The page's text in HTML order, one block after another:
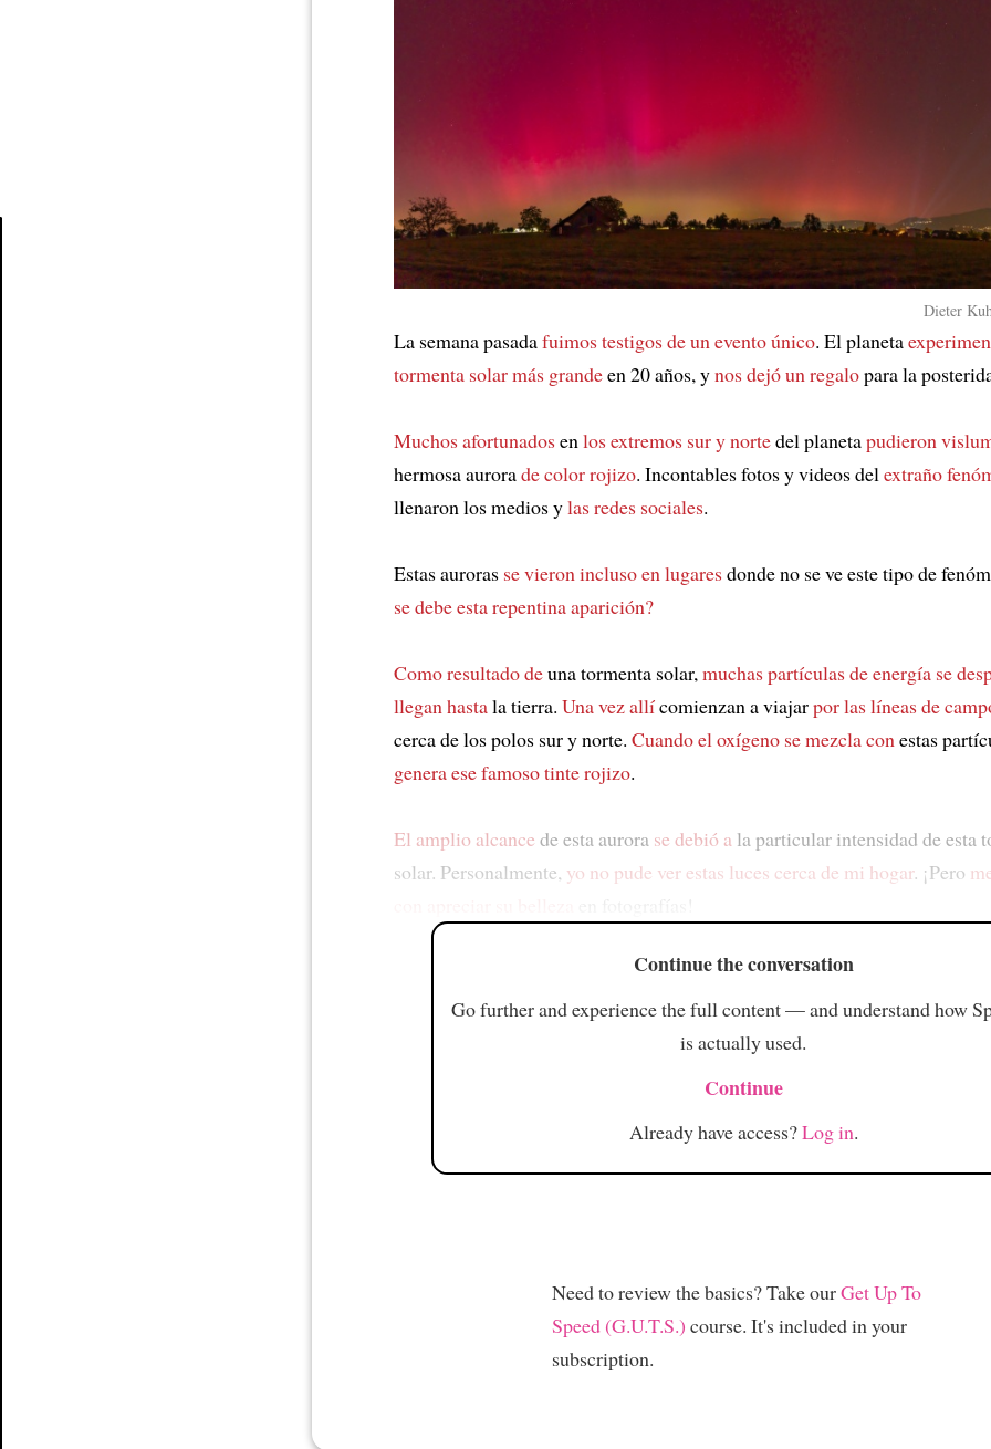
Dieter
La semana pasadafuimos testigos de un evento único. El planeta
tormenta solar más grandeen 20 años, ynos dejó un regalopara la
Muchos afortunadosen los extremos sur y nortedel planetapudieron
hermosa aurorade color rojizo. Incontables fotos y videos del extraño
llenaron los medios ylas redes sociales.
Estas auroras se vieron incluso en lugaresdonde no se ve este tipo de
se debe esta repentina aparición?
Como resultado deuna tormenta solar, muchas partículas de energía se
llegan hastala tierra. Una vez allícomienzan a viajarpor las líneas de
cerca de los polos sur y norte. Cuando el oxígeno se mezcla con estas
genera ese famoso tinte rojizo.
El amplio alcance de esta aurora se debió a la particular intensidad de esta
solar. Personalmente, yo no pude ver estas luces cerca de mi hogar. ¡Pero
Continue the conversation
Go further and experience the full content — and understand how
is actually used.
Continue
Already have access?Log in.
Need to review the basics? Take ourGet Up To
Speed (G.U.T.S.) course. It's included in your
subscription.